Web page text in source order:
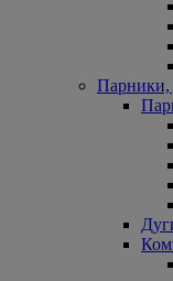
Парники,